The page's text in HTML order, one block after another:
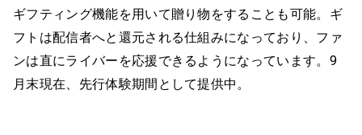
ギフティング機能を用いて贈り物をすることも可能。ギ
フトは配信者へと還元される仕組みになっており、ファ
ンは直にライバーを応援できるようになっています。9
月末現在、先行体験期間として提供中。